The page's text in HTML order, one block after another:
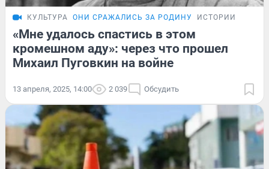
КУЛЬТУРА ОНИ СРАЖАЛИСЬ ЗА РОДИНУ ИСТОРИИ
«Мне удалось спастись в этом
кромешном аду»: через что прошел
Михаил Пуговкин на войне
13 апреля, 2025, 14:00 2 039 Обсудить